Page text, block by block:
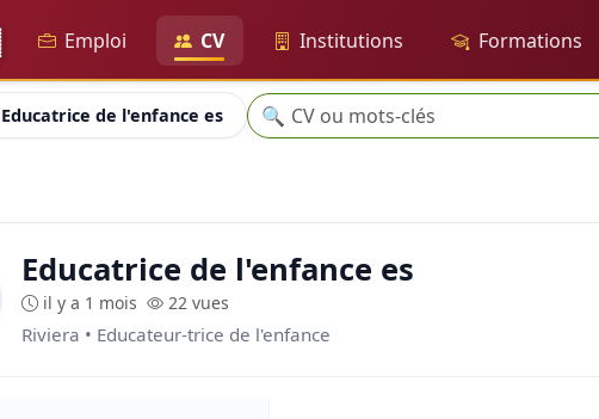
Emploi CV Institutions Formations
Educatrice de l'enfance es Recherche
🔍
Educatrice de l'enfance es
il y a 1 mois 22 vues
Riviera • Educateur-trice de l'enfance